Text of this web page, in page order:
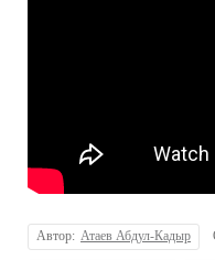
Автор: Атаев Абдул-Кадыр